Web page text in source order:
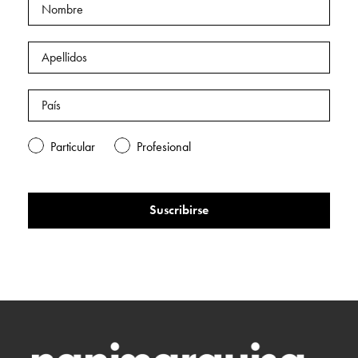
Particular Profesional
Suscribirse